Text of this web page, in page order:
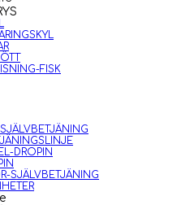
FISK
DROPIN
SJÄLVBETJÄNING